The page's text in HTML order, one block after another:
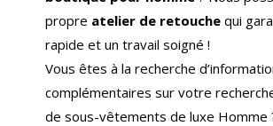
propre atelier de retouche qui
rapide et un travail soigné !
Vous êtes à la recherche
complémentaires sur votre
de sous-vêtements de luxe Homme